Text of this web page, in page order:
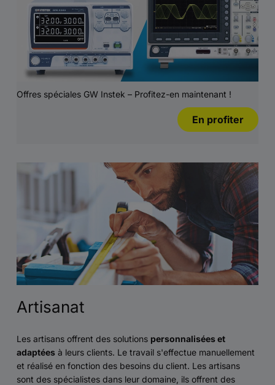
Offres spéciales GW Instek – Profitez-en maintenant !
En profiter
Artisanat
Les artisans offrent des solutions personnalisées et
adaptées à leurs clients. Le travail s'effectue manuellement
et réalisé en fonction des besoins du client. Les artisans
sont des spécialistes dans leur domaine, ils offrent des